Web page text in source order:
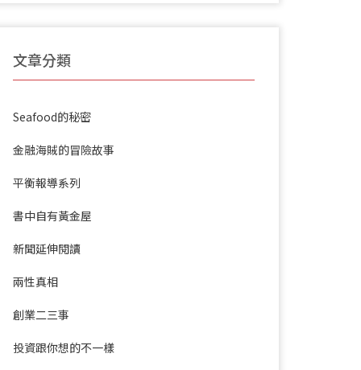
文章分類
Seafood的秘密
金融海賊的冒險故事
平衡報導系列
書中自有黃金屋
新聞延伸閱讀
兩性真相
創業二三事
投資跟你想的不一樣